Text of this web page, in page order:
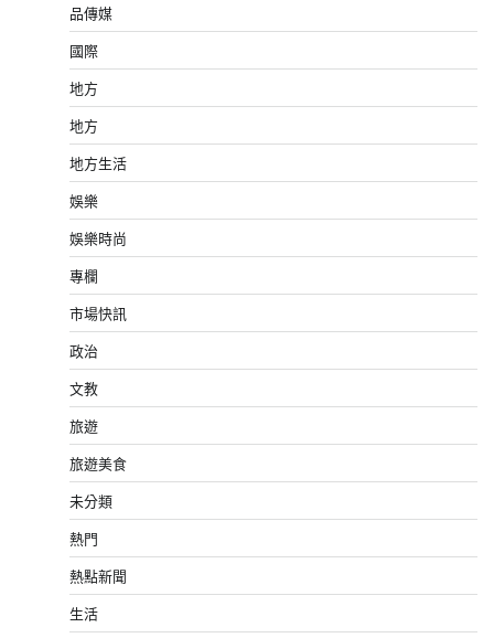
品傳媒
國際
地方
地方
地方生活
娛樂
娛樂時尚
專欄
市場快訊
政治
文教
旅遊
旅遊美食
未分類
熱門
熱點新聞
生活